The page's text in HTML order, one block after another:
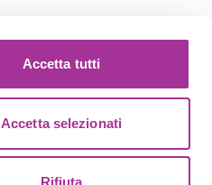
Accetta tutti
Accetta selezionati
Rifiuta